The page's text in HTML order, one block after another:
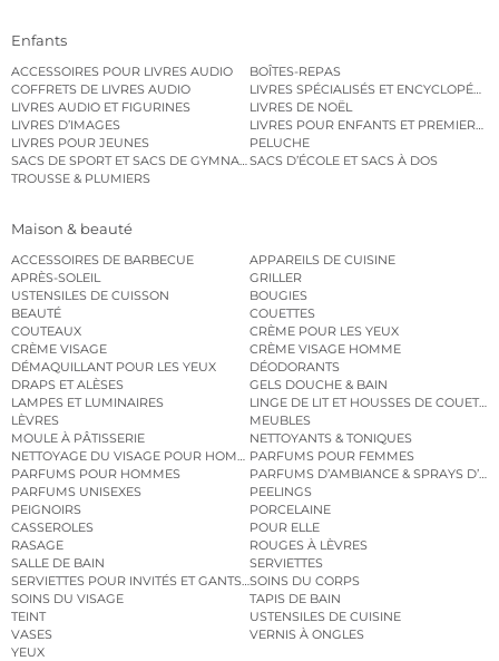
Enfants
ACCESSOIRES POUR LIVRES AUDIO
BOÎTES-REPAS
COFFRETS DE LIVRES AUDIO
LIVRES SPÉCIALISÉS ET
LIVRES AUDIO ET FIGURINES
LIVRES DE NOËL
LIVRES D’IMAGES
LIVRES POUR ENFANTS ET PREMIERS
LIVRES POUR JEUNES
PELUCHE
SACS DE SPORT ET SACS DE GYMNASTIQUESACS D’ÉCOLE ET SACS À DOS
TROUSSE & PLUMIERS
Maison & beauté
ACCESSOIRES DE BARBECUE
APPAREILS DE CUISINE
APRÈS-SOLEIL
GRILLER
USTENSILES DE CUISSON
BOUGIES
BEAUTÉ
COUETTES
COUTEAUX
CRÈME POUR LES YEUX
CRÈME VISAGE
CRÈME VISAGE HOMME
DÉMAQUILLANT POUR LES YEUX
DÉODORANTS
DRAPS ET ALÈSES
GELS DOUCHE & BAIN
LAMPES ET LUMINAIRES
LINGE DE LIT ET HOUSSES DE COUETTE
LÈVRES
MEUBLES
MOULE À PÂTISSERIE
NETTOYANTS & TONIQUES
NETTOYAGE DU VISAGE POUR HOMMESPARFUMS POUR FEMMES
PARFUMS POUR HOMMES
PARFUMS D’AMBIANCE & SPRAYS
PARFUMS UNISEXES
PEELINGS
PEIGNOIRS
PORCELAINE
CASSEROLES
POUR ELLE
RASAGE
ROUGES À LÈVRES
SALLE DE BAIN
SERVIETTES
SERVIETTES POUR INVITÉS ET GANTS DE TOILETTE
SOINS DU CORPS
SOINS DU VISAGE
TAPIS DE BAIN
TEINT
USTENSILES DE CUISINE
VASES
VERNIS À ONGLES
YEUX